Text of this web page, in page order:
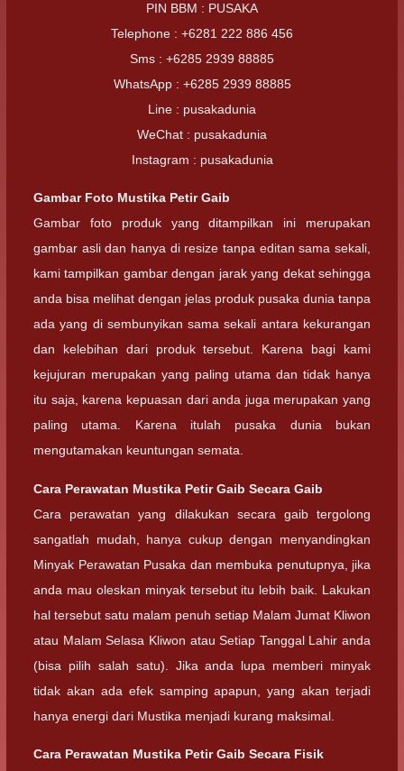
PIN BBM : PUSAKA
Telephone : +6281 222 886 456
Sms : +6285 2939 88885
WhatsApp : +6285 2939 88885
Line : pusakadunia
WeChat : pusakadunia
Instagram : pusakadunia
Gambar Foto Mustika Petir Gaib
Gambar foto produk yang ditampilkan ini merupakan
gambar asli dan hanya di resize tanpa editan sama sekali,
kami tampilkan gambar dengan jarak yang dekat sehingga
anda bisa melihat dengan jelas produk pusaka dunia tanpa
ada yang di sembunyikan sama sekali antara kekurangan
dan kelebihan dari produk tersebut. Karena bagi kami
kejujuran merupakan yang paling utama dan tidak hanya
itu saja, karena kepuasan dari anda juga merupakan yang
paling utama. Karena itulah pusaka dunia bukan
mengutamakan keuntungan semata.
Cara Perawatan Mustika Petir Gaib Secara Gaib
Cara perawatan yang dilakukan secara gaib tergolong
sangatlah mudah, hanya cukup dengan menyandingkan
Minyak Perawatan Pusaka dan membuka penutupnya, jika
anda mau oleskan minyak tersebut itu lebih baik. Lakukan
hal tersebut satu malam penuh setiap Malam Jumat Kliwon
atau Malam Selasa Kliwon atau Setiap Tanggal Lahir anda
(bisa pilih salah satu). Jika anda lupa memberi minyak
tidak akan ada efek samping apapun, yang akan terjadi
hanya energi dari Mustika menjadi kurang maksimal.
Cara Perawatan Mustika Petir Gaib Secara Fisik